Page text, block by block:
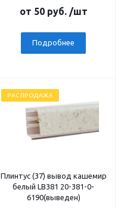
от 50 руб. /шт
Подробнее
РАСПРОДАЖА
Плинтус (37) вывод кашемир
белый LB381 20-381-0-
6190(выведен)